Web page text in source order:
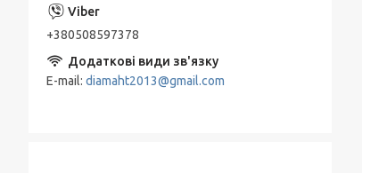
+380508597378
E-mail diamaht2013@gmail.com